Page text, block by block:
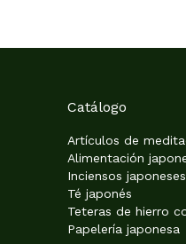
Catálogo
Artículos de
Alimentación
Inciensos japoneses
Té japonés
Teteras de hierro
Papelería japonesa